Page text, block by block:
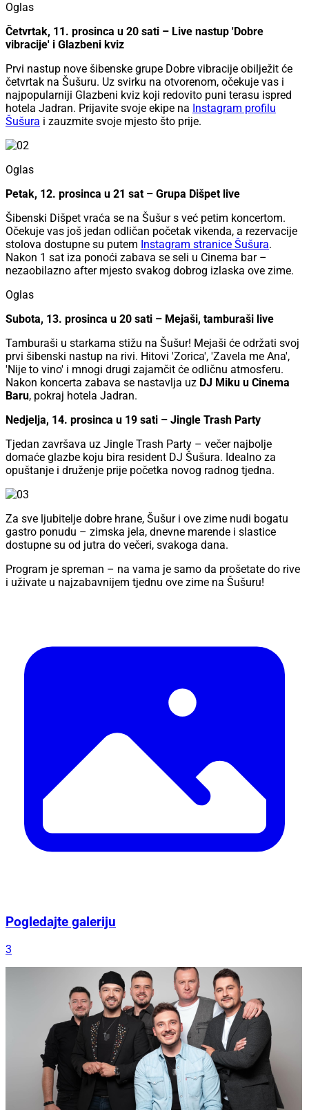
Oglas
Četvrtak, 11. prosinca u 20 sati – Live nastup 'Dobre
vibracije' i Glazbeni kviz
Prvi nastup nove šibenske grupe Dobre vibracije obilježit će
četvrtak na Šušuru. Uz svirku na otvorenom, očekuje vas i
najpopularniji Glazbeni kviz koji redovito puni terasu ispred
hotela Jadran. Prijavite svoje ekipe na Instagram profilu
Šušura i zauzmite svoje mjesto što prije.
Oglas
Petak, 12. prosinca u 21 sat – Grupa Dišpet live
Šibenski Dišpet vraća se na Šušur s već petim koncertom.
Očekuje vas još jedan odličan početak vikenda, a rezervacije
stolova dostupne su putem Instagram stranice Šušura.
Nakon 1 sat iza ponoći zabava se seli u Cinema bar –
nezaobilazno after mjesto svakog dobrog izlaska ove zime.
Oglas
Subota, 13. prosinca u 20 sati – Mejaši, tamburaši live
Tamburaši u starkama stižu na Šušur! Mejaši će održati svoj
prvi šibenski nastup na rivi. Hitovi 'Zorica', 'Zavela me Ana',
'Nije to vino' i mnogi drugi zajamčit će odličnu atmosferu.
Nakon koncerta zabava se nastavlja uz DJ Miku u Cinema
Baru, pokraj hotela Jadran.
Nedjelja, 14. prosinca u 19 sati – Jingle Trash Party
Tjedan završava uz Jingle Trash Party – večer najbolje
domaće glazbe koju bira resident DJ Šušura. Idealno za
opuštanje i druženje prije početka novog radnog tjedna.
Za sve ljubitelje dobre hrane, Šušur i ove zime nudi bogatu
gastro ponudu – zimska jela, dnevne marende i slastice
dostupne su od jutra do večeri, svakoga dana.
Program je spreman – na vama je samo da prošetate do rive
i uživate u najzabavnijem tjednu ove zime na Šušuru!
Pogledajte galeriju
3